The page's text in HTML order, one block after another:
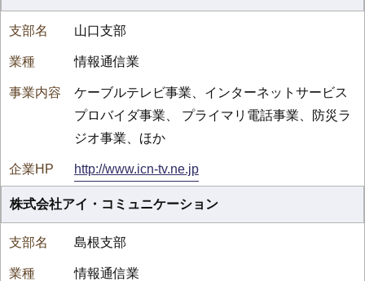
山口支部
情報通信業
ケーブルテレビ事業、インターネットサービス
プロバイダ事業、 プライマリ電話事業、防災ラ
ジオ事業、ほか
http://www.icn-tv.ne.jp
株式会社アイ・コミュニケーション
島根支部
情報通信業